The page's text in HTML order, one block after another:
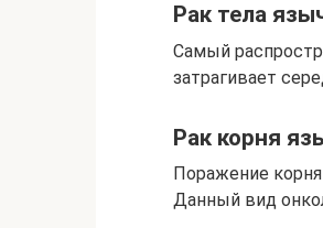
Рак тела
Самый
затрагивает
Рак корня
Поражение
Данный вид